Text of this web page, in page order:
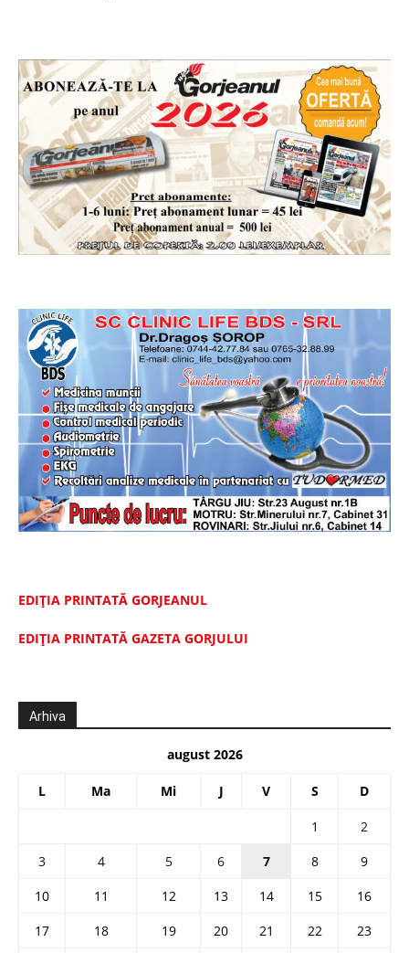
EDIȚIA PRINTATĂ GORJEANUL
EDIŢIA PRINTATĂ GAZETA GORJULUI
Arhiva
august 2026
L Ma Mi J V S D
1
2
3
4 5 6 7 8
9
10
11 12 13 14 15
16
17
18 19 20 21 22 23